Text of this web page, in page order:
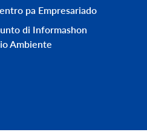
pa Empresariado
di Informashon
Ambiente